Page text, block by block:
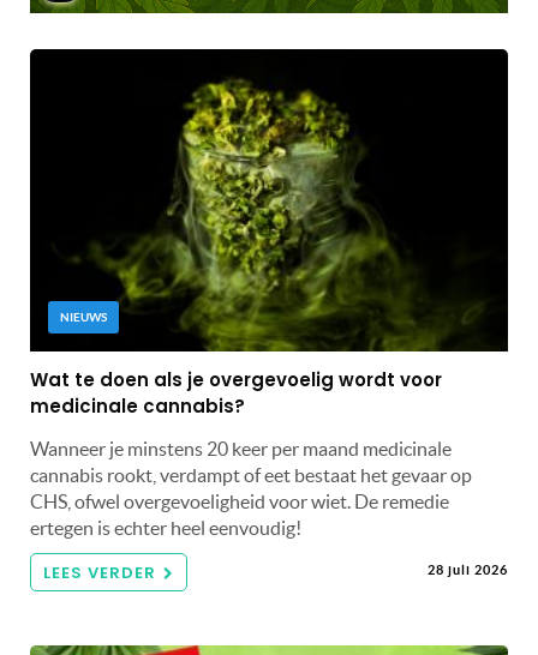
NIEUWS
Wat te doen als je overgevoelig wordt voor
medicinale cannabis?
Wanneer je minstens 20 keer per maand medicinale
cannabis rookt, verdampt of eet bestaat het gevaar op
CHS, ofwel overgevoeligheid voor wiet. De remedie
ertegen is echter heel eenvoudig!
LEES VERDER 28 juli 2026